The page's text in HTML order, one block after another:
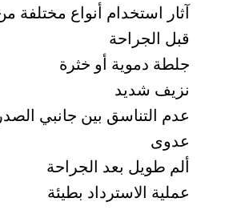
آثار استخدام أنواع مختلفة
قبل الجراحة
جلطة دموية أو خثرة
نزيف شديد
عدم التناسق بين جانبي الصدر
عدوى
ألم طويل بعد الجراحة
عملية الاسترداد بطيئة